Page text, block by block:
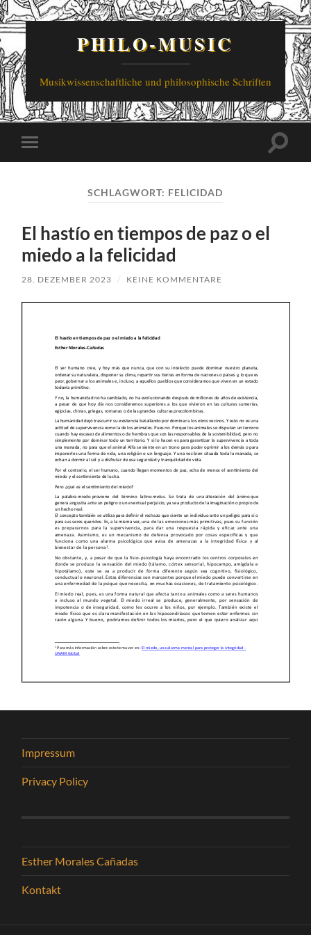
PHILO-MUSIC
Musikwissenschaftliche und philosophische Schriften
Mobile-
Menü
SCHLAGWORT: FELICIDAD
El hastío en tiempos de paz o el
miedo a la felicidad
28. DEZEMBER 2023 / KEINE KOMMENTARE
Impressum
Privacy Policy
Esther Morales Cañadas
Kontakt